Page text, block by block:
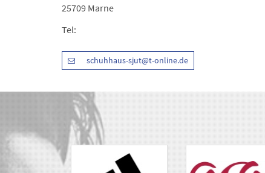
25709 Marne
Tel:
schuhhaus-sjut@t-online.de